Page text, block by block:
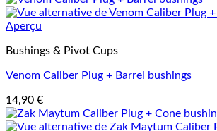
Aperçu
Bushings & Pivot Cups
Venom Caliber Plug + Barrel bushings
14,90 €